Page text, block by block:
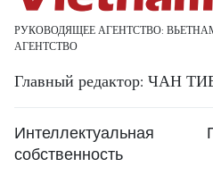
РУКОВОДЯЩЕЕ АГЕНТСТВО:
АГЕНТСТВО
Главный редактор: ЧАН
Интеллектуальная
собственность